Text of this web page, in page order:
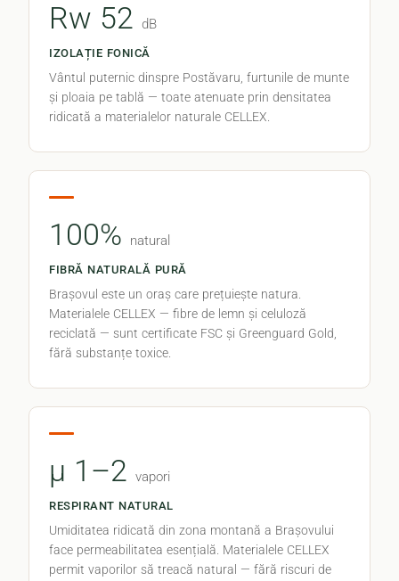
Rw 52 dB
IZOLAȚIE FONICĂ
Vântul puternic dinspre Postăvaru, furtunile de munte
și ploaia pe tablă — toate atenuate prin densitatea
ridicată a materialelor naturale CELLEX.
100% natural
FIBRĂ NATURALĂ PURĂ
Brașovul este un oraș care prețuiește natura.
Materialele CELLEX — fibre de lemn și celuloză
reciclată — sunt certificate FSC și Greenguard Gold,
fără substanțe toxice.
μ 1–2 vapori
RESPIRANT NATURAL
Umiditatea ridicată din zona montană a Brașovului
face permeabilitatea esențială. Materialele CELLEX
permit vaporilor să treacă natural — fără riscuri de